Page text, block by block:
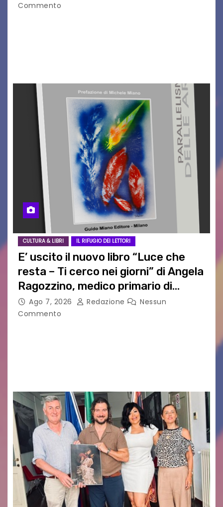
Commento
CULTURA & LIBRI IL RIFUGIO DEI LETTORI
E’ uscito il nuovo libro “Luce che
resta – Ti cerco nei giorni” di Angela
Ragozzino, medico primario di
Capua
Ago 7, 2026 Redazione
Nessun
Commento